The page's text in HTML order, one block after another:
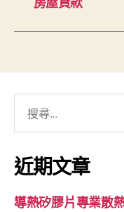
關
鍵
字:
近期文章
導熱矽膠片專業散